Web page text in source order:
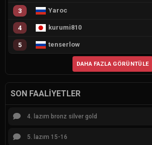
3 Yaroc
4 kurumi810
5 tenserlow
DAHA FAZLA GÖRÜNTÜLE
SON FAALIYETLER
4. lazım bronz silver gold
5. lazım 15-16